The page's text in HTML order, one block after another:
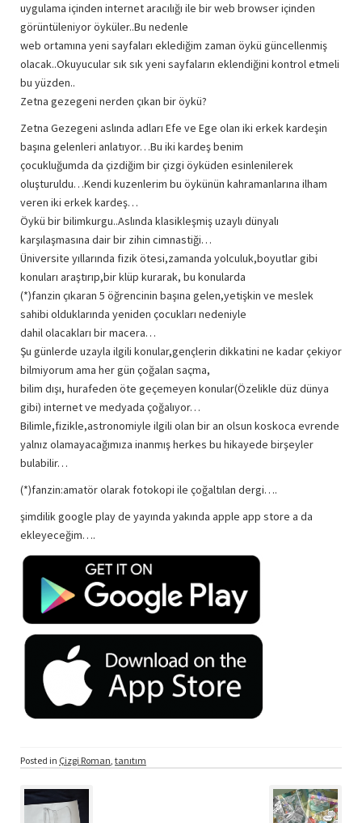
uygulama içinden internet aracılığı ile bir web browser içinden
görüntüleniyor öyküler..Bu nedenle
web ortamına yeni sayfaları eklediğim zaman öykü güncellenmiş
olacak..Okuyucular sık sık yeni sayfaların eklendiğini kontrol etmeli
bu yüzden..
Zetna gezegeni nerden çıkan bir öykü?
Zetna Gezegeni aslında adları Efe ve Ege olan iki erkek kardeşin
başına gelenleri anlatıyor…Bu iki kardeş benim
çocukluğumda da çizdiğim bir çizgi öyküden esinlenilerek
oluşturuldu…Kendi kuzenlerim bu öykünün kahramanlarına ilham
veren iki erkek kardeş…
Öykü bir bilimkurgu..Aslında klasikleşmiş uzaylı dünyalı
karşılaşmasına dair bir zihin cimnastiği…
Üniversite yıllarında fizik ötesi,zamanda yolculuk,boyutlar gibi
konuları araştırıp,bir klüp kurarak, bu konularda
(*)fanzin çıkaran 5 öğrencinin başına gelen,yetişkin ve meslek
sahibi olduklarında yeniden çocukları nedeniyle
dahil olacakları bir macera…
Şu günlerde uzayla ilgili konular,gençlerin dikkatini ne kadar çekiyor
bilmiyorum ama her gün çoğalan saçma,
bilim dışı, hurafeden öte geçemeyen konular(Özelikle düz dünya
gibi) internet ve medyada çoğalıyor…
Bilimle,fizikle,astronomiyle ilgili olan bir an olsun koskoca evrende
yalnız olamayacağımıza inanmış herkes bu hikayede birşeyler
bulabilir…
(*)fanzin:amatör olarak fotokopi ile çoğaltılan dergi….
şimdilik google play de yayında yakında apple app store a da
ekleyeceğim….
Posted in Çizgi Roman, tanıtım
navigation